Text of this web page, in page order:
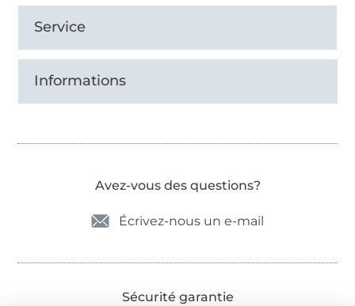
Service
Informations
Avez-vous des questions?
Écrivez-nous un e-mail
Sécurité garantie